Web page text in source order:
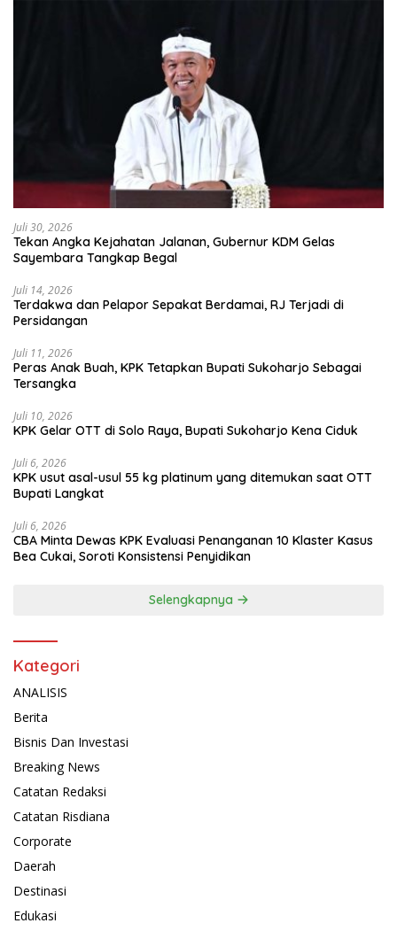
Juli 30, 2026
Tekan Angka Kejahatan Jalanan, Gubernur KDM Gelas
Sayembara Tangkap Begal
Juli 14, 2026
Terdakwa dan Pelapor Sepakat Berdamai, RJ Terjadi di
Persidangan
Juli 11, 2026
Peras Anak Buah, KPK Tetapkan Bupati Sukoharjo Sebagai
Tersangka
Juli 10, 2026
KPK Gelar OTT di Solo Raya, Bupati Sukoharjo Kena Ciduk
Juli 6, 2026
KPK usut asal-usul 55 kg platinum yang ditemukan saat OTT
Bupati Langkat
Juli 6, 2026
CBA Minta Dewas KPK Evaluasi Penanganan 10 Klaster Kasus
Bea Cukai, Soroti Konsistensi Penyidikan
Selengkapnya
Kategori
ANALISIS
Berita
Bisnis Dan Investasi
Breaking News
Catatan Redaksi
Catatan Risdiana
Corporate
Daerah
Destinasi
Edukasi